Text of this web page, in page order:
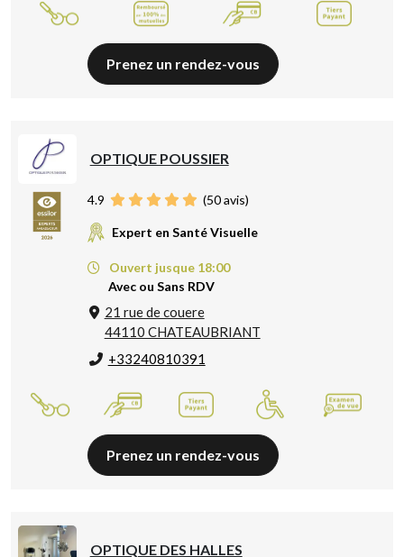
Prenez un rendez-vous
OPTIQUE POUSSIER
4.9 (50avis)
Expert en Santé Visuelle
Ouvert jusque 18:00
Avec ou Sans RDV
21 rue de couere
44110 CHATEAUBRIANT
+33240810391
Prenez un rendez-vous
OPTIQUE DES HALLES